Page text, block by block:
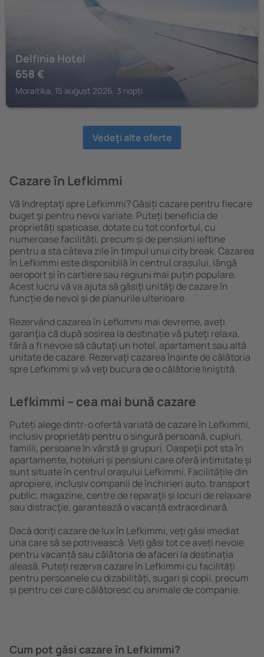
Delfinia Hotel
658 €
Moraitika, 15 august 2026, 3 nopți
Vedeţi alte oferte
Cazare în Lefkimmi
Vă ȋndreptaţi spre Lefkimmi? Găsiți cazare pentru fiecare
buget şi pentru nevoi variate. Puteți beneficia de
proprietăți spațioase, dotate cu tot confortul, cu
numeroase facilități, precum și de pensiuni ieftine
pentru a sta câteva zile în timpul unui city break. Cazarea
în Lefkimmi este disponibilă în centrul orașului, lângă
aeroport și în cartiere sau regiuni mai puțin populare.
Acest lucru vă va ajuta să găsiţi unităţi de cazare în
funcție de nevoi și de planurile ulterioare.
Rezervând cazarea în Lefkimmi mai devreme, aveți
garanţia că după sosirea la destinație vă puteţi relaxa,
fără a fi nevoie să căutaţi un hotel, apartament sau altă
unitate de cazare. Rezervaţi cazarea înainte de călătoria
spre Lefkimmi și vă veţi bucura de o călătorie liniştită.
Lefkimmi – cea mai bună cazare
Puteți alege dintr-o ofertă variată de cazare în Lefkimmi,
inclusiv proprietăți pentru o singură persoană, cupluri,
familii, persoane ȋn vârstă și grupuri. Oaspeţii pot sta în
apartamente, hoteluri și pensiuni care oferă intimitate și
sunt situate în centrul orașului Lefkimmi. Facilitățile din
apropiere, inclusiv companii de închirieri auto, transport
public, magazine, centre de reparaţii și locuri de relaxare
sau distracţie, garantează o vacanță extraordinară.
Dacă doriţi cazare de lux în Lefkimmi, veţi găsi imediat
una care să se potrivească. Veți găsi tot ce aveți nevoie
pentru vacanță sau călătoria de afaceri la destinația
aleasă. Puteți rezerva cazare în Lefkimmi cu facilități
pentru persoanele cu dizabilități, sugari și copii, precum
și pentru cei care călătoresc cu animale de companie.
Cum pot găsi cazare în Lefkimmi?